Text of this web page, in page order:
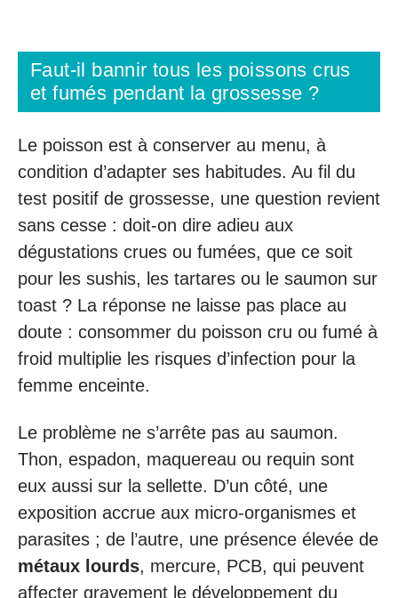
Faut-il bannir tous les poissons crus
et fumés pendant la grossesse ?
Le poisson est à conserver au menu, à
condition d’adapter ses habitudes. Au fil du
test positif de grossesse, une question revient
sans cesse : doit-on dire adieu aux
dégustations crues ou fumées, que ce soit
pour les sushis, les tartares ou le saumon sur
toast ? La réponse ne laisse pas place au
doute : consommer du poisson cru ou fumé à
froid multiplie les risques d’infection pour la
femme enceinte.
Le problème ne s’arrête pas au saumon.
Thon, espadon, maquereau ou requin sont
eux aussi sur la sellette. D’un côté, une
exposition accrue aux micro-organismes et
parasites ; de l’autre, une présence élevée de
métaux lourds, mercure, PCB, qui peuvent
affecter gravement le développement du